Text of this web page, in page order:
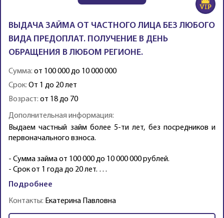
ВЫДАЧА ЗАЙМА ОТ ЧАСТНОГО ЛИЦА БЕЗ ЛЮБОГО
ВИДА ПРЕДОПЛАТ. ПОЛУЧЕНИЕ В ДЕНЬ
ОБРАЩЕНИЯ В ЛЮБОМ РЕГИОНЕ.
Сумма: от 100 000 до 10 000 000
Срок: От 1 до 20 лет
Возраст: от 18 до 70
Дополнительная информация:
Выдаем частный займ более 5-ти лет, без посредников и
первоначального взноса.
- Сумма займа от 100 000 до 10 000 000 рублей.
- Срок от 1 года до 20 лет. …
Подробнее
Контакты: Екатерина Павловна